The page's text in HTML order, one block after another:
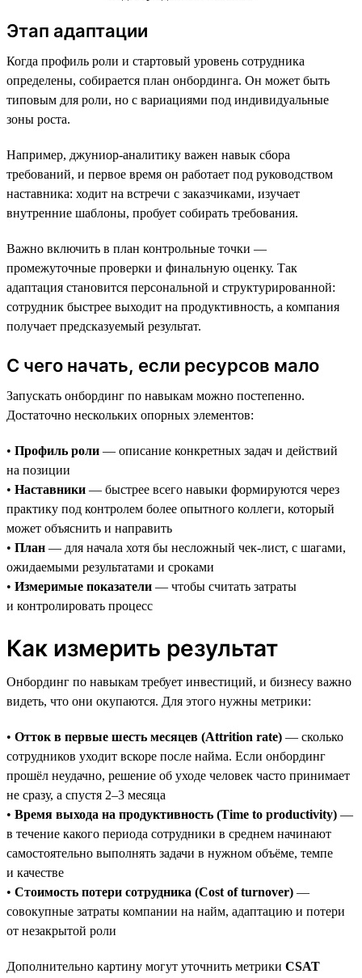
Этап адаптации
Когда профиль роли и стартовый уровень сотрудника
определены, собирается план онбординга. Он может быть
типовым для роли, но с вариациями под индивидуальные
зоны роста.
Например, джуниор-аналитику важен навык сбора
требований, и первое время он работает под руководством
наставника: ходит на встречи с заказчиками, изучает
внутренние шаблоны, пробует собирать требования.
Важно включить в план контрольные точки —
промежуточные проверки и финальную оценку. Так
адаптация становится персональной и структурированной:
сотрудник быстрее выходит на продуктивность, а компания
получает предсказуемый результат.
С чего начать, если ресурсов мало
Запускать онбординг по навыкам можно постепенно.
Достаточно нескольких опорных элементов:
• Профиль роли — описание конкретных задач и действий
на позиции
• Наставники — быстрее всего навыки формируются через
практику под контролем более опытного коллеги, который
может объяснить и направить
• План — для начала хотя бы несложный чек-лист, с шагами,
ожидаемыми результатами и сроками
• Измеримые показатели — чтобы считать затраты
и контролировать процесс
Как измерить результат
Онбординг по навыкам требует инвестиций, и бизнесу важно
видеть, что они окупаются. Для этого нужны метрики:
• Отток в первые шесть месяцев (Attrition rate) — сколько
сотрудников уходит вскоре после найма. Если онбординг
прошёл неудачно, решение об уходе человек часто принимает
не сразу, а спустя 2–3 месяца
• Время выхода на продуктивность (Time to productivity) —
в течение какого периода сотрудники в среднем начинают
самостоятельно выполнять задачи в нужном объёме, темпе
и качестве
• Стоимость потери сотрудника (Cost of turnover) —
совокупные затраты компании на найм, адаптацию и потери
от незакрытой роли
Дополнительно картину могут уточнить метрики CSAT